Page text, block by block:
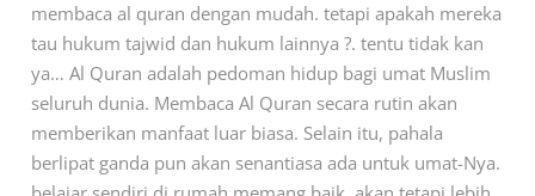
membaca al quran dengan mudah. tetapi apakah mereka
tau hukum tajwid dan hukum lainnya ?. tentu tidak kan
ya… Al Quran adalah pedoman hidup bagi umat Muslim
seluruh dunia. Membaca Al Quran secara rutin akan
memberikan manfaat luar biasa. Selain itu, pahala
berlipat ganda pun akan senantiasa ada untuk umat-Nya.